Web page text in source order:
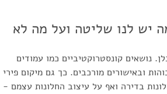
יש לנו שליטה ועל מה לא
נושאים קונסטרוקטיביים כמו עמודים
ובאישורים מורכבים. כך גם מיקום פירי
בדירה ואף על עיצוב החלונות עצמם -